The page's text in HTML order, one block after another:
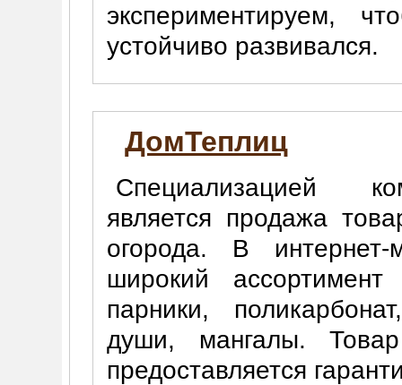
экспериментируем,
устойчиво развивался.
ДомТеплиц
Специализацией
является продажа
огорода. В интернет-
широкий
парники,
души, мангалы.
предоставляется